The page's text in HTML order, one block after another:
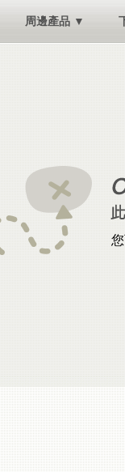
周邊產品 ▼